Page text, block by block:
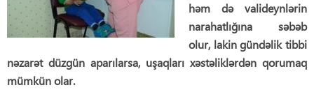
həm də valideynlərin
narahatlığına səbəb
olur, lakin gündəlik tibbi
nəzarət düzgün aparılarsa, uşaqları xəstəliklərdən qorumaq
mümkün olar.